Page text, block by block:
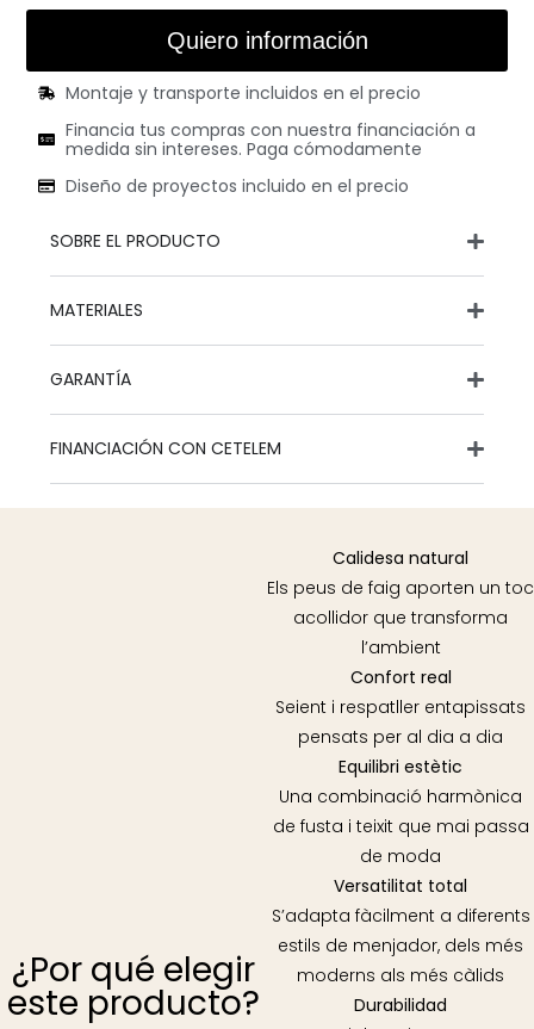
Quiero información
Montaje y transporte incluidos en el precio
Financia tus compras con nuestra financiación a
medida sin intereses. Paga cómodamente
Diseño de proyectos incluido en el precio
SOBRE EL PRODUCTO
MATERIALES
GARANTÍA
FINANCIACIÓN CON CETELEM
¿Por qué elegir
este producto?
Calidesa natural
Els peus de faig aporten un toc
acollidor que transforma
l’ambient
Confort real
Seient i respatller entapissats
pensats per al dia a dia
Equilibri estètic
Una combinació harmònica
de fusta i teixit que mai passa
de moda
Versatilitat total
S’adapta fàcilment a diferents
estils de menjador, dels més
moderns als més càlids
Durabilidad